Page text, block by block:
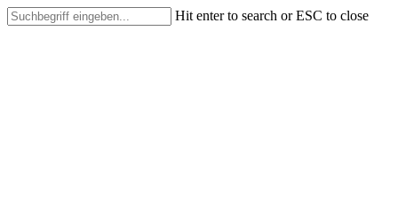
Skip
to
Hit enter to search or ESC to close